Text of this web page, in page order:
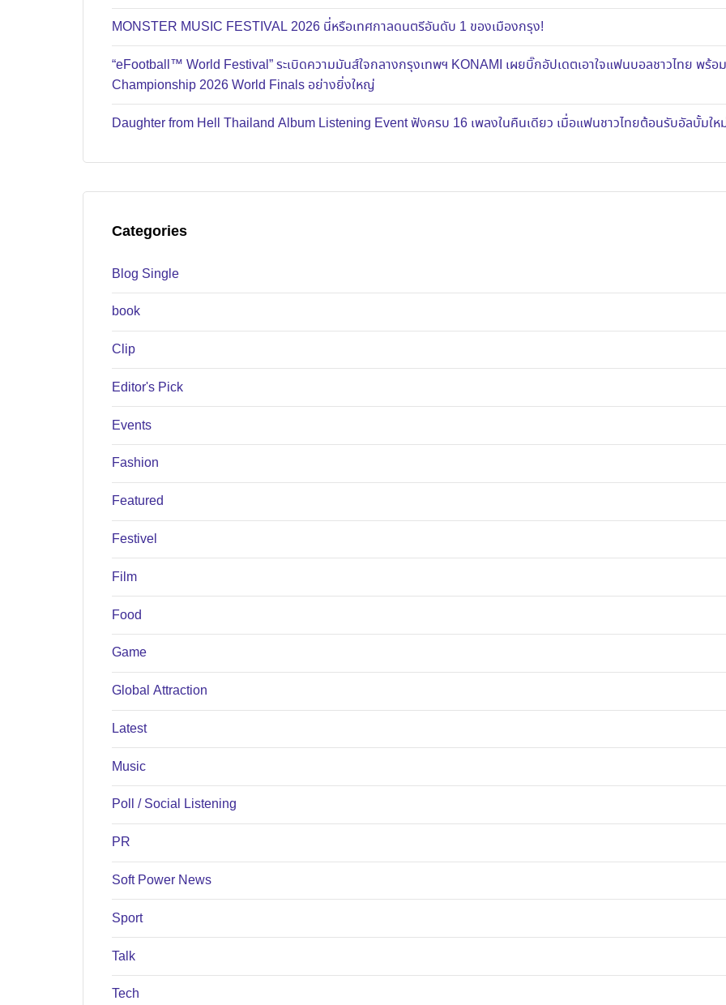
MONSTER MUSIC FESTIVAL 2026 นี่หรือเทศกาลดนตรีอันดับ 1 ของเมืองกรุง!
“eFootball™ World Festival” ระเบิดความมันส์ใจกลางกรุงเทพฯ KONAMI เผยบิ๊กอัปเดตเอาใจแฟนบอลชาวไทย พ
Championship 2026 World Finals อย่างยิ่งใหญ่
Daughter from Hell Thailand Album Listening Event ฟังครบ 16 เพลงในคืนเดียว เมื่อแฟนชาวไทยต้อนรับอัลบั้มใ
Categories
Blog Single
book
Clip
Editor's Pick
Events
Fashion
Featured
Festivel
Film
Food
Game
Global Attraction
Latest
Music
Poll / Social Listening
PR
Soft Power News
Sport
Talk
Tech